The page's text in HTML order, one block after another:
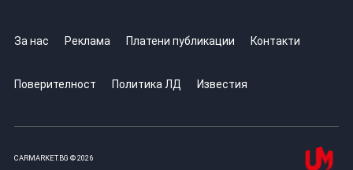
За нас Реклама Платени публикации Контакти
Поверителност Политика ЛД Известия
CARMARKET.BG © 2026